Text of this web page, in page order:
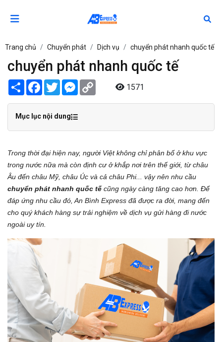
Trang chủ Chuyển phát Dịch vụ chuyển phát nhanh quốc tế
chuyển phát nhanh quốc tế
Share Facebook
TwitterMessenger 1571
Mục lục nội dung
Trong thời đại hiện nay, người Việt không chỉ phân bố ở khu vực
trong nước nữa mà còn định cư ở khắp nơi trên thế giới, từ châu
Âu đến châu Mỹ, châu Úc và cả châu Phi... vậy nên nhu cầu
chuyển phát nhanh quốc tếcũng ngày càng tăng cao hơn. Để
đáp ứng nhu cầu đó, An Bình Express đã được ra đời, mang đến
cho quý khách hàng sự trải nghiệm về dịch vụ gửi hàng đi nước
ngoài uy tín.